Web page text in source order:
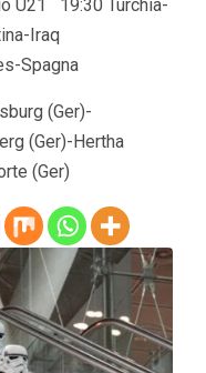
U21 19:30 Turchia-
Iraq
Spagna
(Ger)-
(Ger)-Hertha
(Ger)